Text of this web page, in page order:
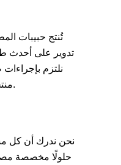
تُنتج حبيبات
تدوير على أحدث
نلتزم
منتجاتنا تلبي وتتجاوز معايير الصناعة.
نحن ندرك أن كل
حلولًا مخصصة